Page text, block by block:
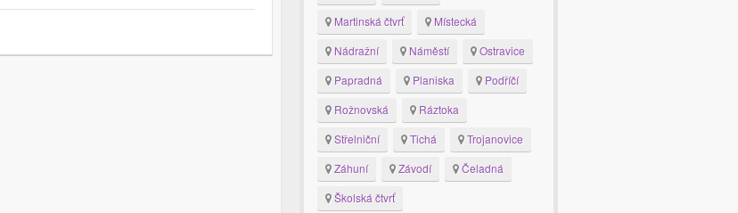
Martinská čtvrť
Místecká
Nádražní
Náměstí
Ostravice
Papradná
Planiska
Podříčí
Rožnovská
Ráztoka
Střelniční
Tichá
Trojanovice
Záhuní
Závodí
Čeladná
Školská čtvrť